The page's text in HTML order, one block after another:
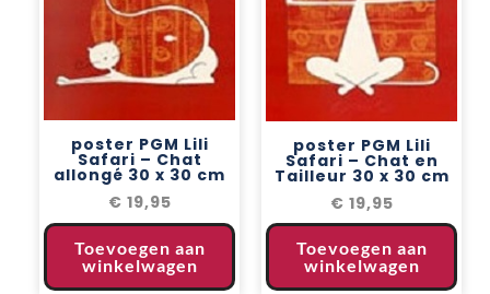
poster PGM Lili
Safari – Chat
allongé 30 x 30 cm
€ 19,95
Toevoegen aan
winkelwagen
poster PGM Lili
Safari – Chat en
Tailleur 30 x 30 cm
€ 19,95
Toevoegen aan
winkelwagen